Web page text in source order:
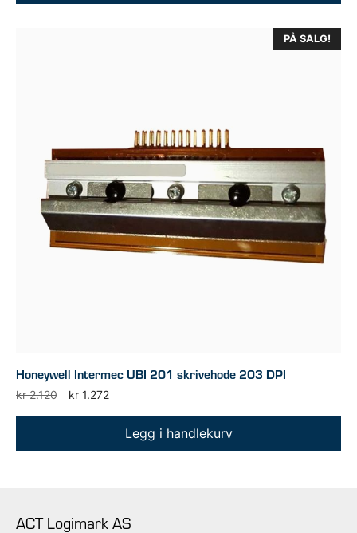
PÅ SALG!
Honeywell Intermec UBI 201 skrivehode 203 DPI
kr2.120
Opprinnelig
kr 1.272Nåværende
kr 1.272.
Legg i handlekurv
ACT Logimark AS